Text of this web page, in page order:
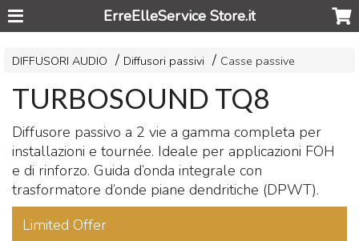
ErreElleService Store.it
DIFFUSORI AUDIO Diffusori passivi Casse passive
TURBOSOUND TQ8
Diffusore passivo a 2 vie a gamma completa per
installazioni e tournée. Ideale per applicazioni FOH
e di rinforzo. Guida d’onda integrale con
trasformatore d’onde piane dendritiche (DPWT).
Limited Offer